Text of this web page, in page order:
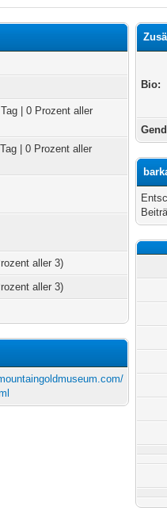
| 0 Prozent aller
| 0 Prozent aller
aller 3)
aller 3)
Bio: